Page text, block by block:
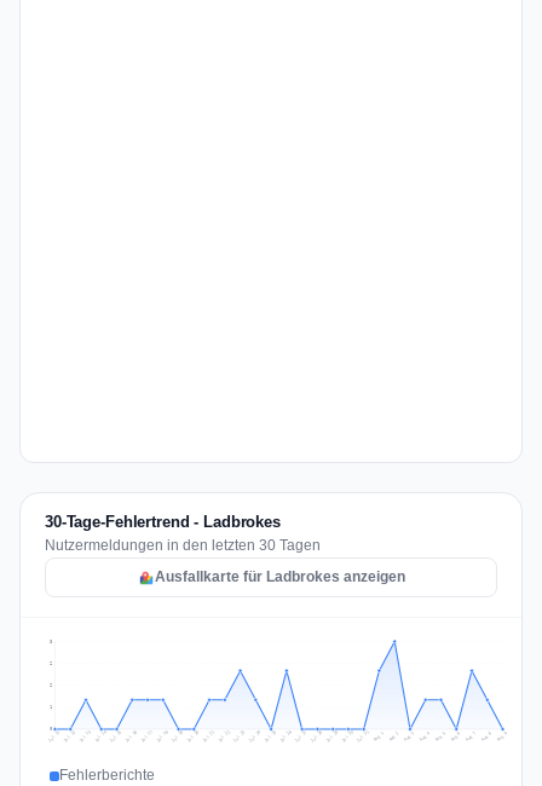
30-Tage-Fehlertrend - Ladbrokes
Nutzermeldungen in den letzten 30 Tagen
Ausfallkarte für Ladbrokes anzeigen
1
2
2
3
Jul 11 Jul 12 Jul 13 Jul 14 Jul 15 Jul 16 Jul 17 Jul 18 Jul 19 Jul 20 Jul 21 Jul 22 Jul 23 Jul 24 Jul 25 Jul 26 Jul 27 Jul 28 Jul 29 Jul 30 Jul 31 Aug 1 Aug 2 Aug 3 Aug 4 Aug 5 Aug 6 Aug 7 Aug 8 Aug 9
Fehlerberichte